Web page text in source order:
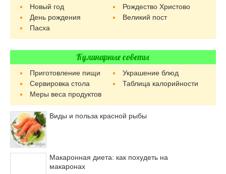
Новый год
Рождество Христово
День рождения
Великий пост
Пасха
Кулинарные советы
Приготовление пищи
Украшение блюд
Сервировка стола
Таблица калорийности
Меры веса продуктов
Виды и польза красной рыбы
Макаронная диета: как похудеть на
макаронах